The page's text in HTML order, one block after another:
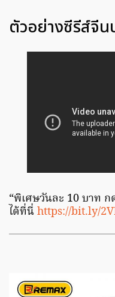
ตัวอย่างซีรีส์จี
“พิเศษวันละ 10 บาท
ได้ที่นี่https://bit.ly/